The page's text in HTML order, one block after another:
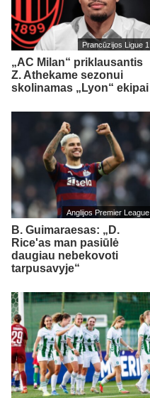
Prancūzijos Ligue 1
„AC Milan“ priklausantis
Z. Athekame sezonui
skolinamas „Lyon“ ekipai
Anglijos Premier League
B. Guimaraesas: „D.
Rice'as man pasiūlė
daugiau nebekovoti
tarpusavyje“